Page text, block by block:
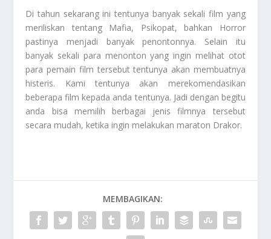
Di tahun sekarang ini tentunya banyak sekali film yang
meriliskan tentang Mafia, Psikopat, bahkan Horror
pastinya menjadi banyak penontonnya. Selain itu
banyak sekali para menonton yang ingin melihat otot
para pemain film tersebut tentunya akan membuatnya
histeris. Kami tentunya akan merekomendasikan
beberapa film kepada anda tentunya. Jadi dengan begitu
anda bisa memilih berbagai jenis filmnya tersebut
secara mudah, ketika ingin melakukan maraton Drakor.
MEMBAGIKAN: